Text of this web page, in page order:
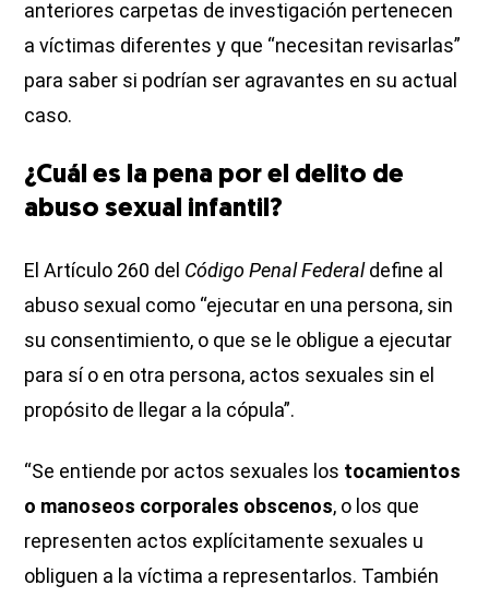
anteriores carpetas de investigación pertenecen
a víctimas diferentes y que “necesitan revisarlas”
para saber si podrían ser agravantes en su actual
caso.
¿Cuál es la pena por el delito de
abuso sexual infantil?
El Artículo 260 del Código Penal Federaldefine al
abuso sexual como “ejecutar en una persona, sin
su consentimiento, o que se le obligue a ejecutar
para sí o en otra persona, actos sexuales sin el
propósito de llegar a la cópula”.
“Se entiende por actos sexuales los tocamientos
o manoseos corporales obscenos, o los que
representen actos explícitamente sexuales u
obliguen a la víctima a representarlos. También